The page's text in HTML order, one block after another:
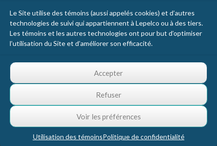
Le Site utilise des témoins (aussi appelés cookies) et d’autres
technologies de suivi qui appartiennent à Lepelco ou à des tiers.
Les témoins et les autres technologies ont pour but d’optimiser
l’utilisation du Site et d’améliorer son efficacité.
Accepter
Refuser
Voir les préférences
Utilisation des témoinsPolitique de confidentialité
Saint-Mathieu-de-Beloeil, Qc
J3G 0R2
1 800 467-5067